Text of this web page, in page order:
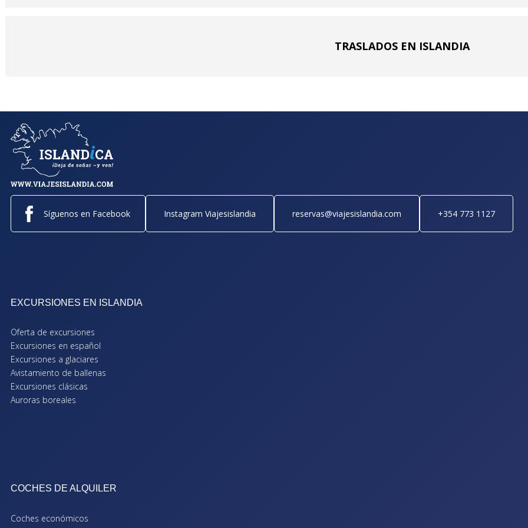
TRASLADOS EN ISLANDIA
Síguenos en Facebook Instagram Viajesislandia reservas@viajesislandia.com +354 773 1127
EXCURSIONES EN ISLANDIA
Oferta de excursiones
Excursiones en español
Excursiones a glaciares
Avistamiento de ballenas
Excursiones clásicas
Auroras boreales
COCHES DE ALQUILER
Coches económicos